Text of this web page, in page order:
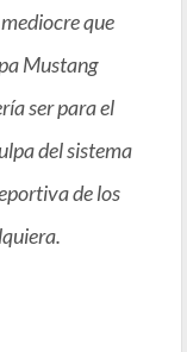
que
Mustang
ser para el
del sistema
de los